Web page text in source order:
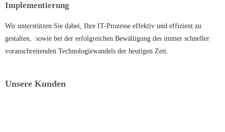
Implementierung
Wir unterstützen Sie dabei, Ihre IT-Prozesse effektiv und effizient zu
gestalten, sowie bei der erfolgreichen Bewältigung des immer schneller
voranschreitenden Technologiewandels der heutigen Zeit.
Unsere Kunden